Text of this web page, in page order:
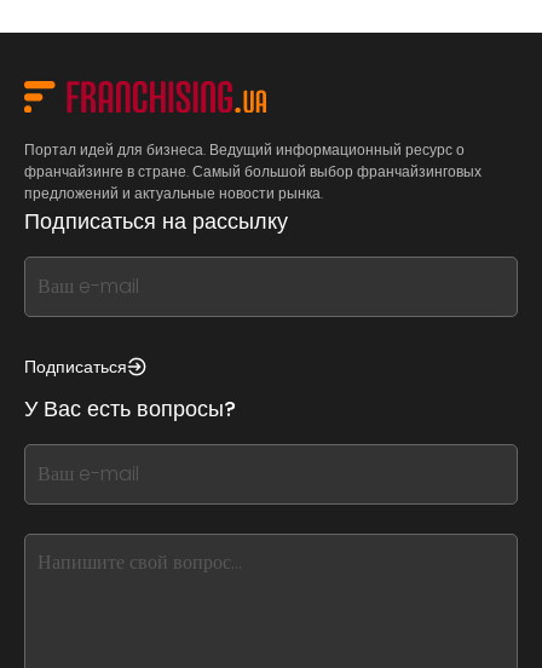
Портал идей для бизнеса. Ведущий информационный ресурс о
франчайзинге в стране. Самый большой выбор франчайзинговых
предложений и актуальные новости рынка.
Подписаться на рассылку
If
you
this,
this
form
field
blank
Подписаться
У Вас есть вопросы?
If
you
this,